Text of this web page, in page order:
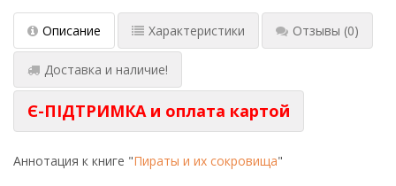
Описание Характеристики Отзывы (0)
Доставка и наличие!
Є-ПІДТРИМКА и оплата картой
Аннотация к книге "Пираты и их сокровища"